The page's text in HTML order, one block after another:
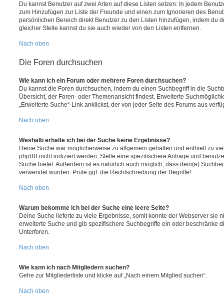
Du kannst Benutzer auf zwei Arten auf diese Listen setzen: In jedem
zum Hinzufügen zur Liste der Freunde und einen zum Ignorieren des
persönlichen Bereich direkt Benutzer zu den Listen hinzufügen, indem du
gleicher Stelle kannst du sie auch wieder von den Listen entfernen.
Nach oben
Die Foren durchsuchen
Wie kann ich ein Forum oder mehrere Foren durchsuchen?
Du kannst die Foren durchsuchen, indem du einen Suchbegriff in die
Übersicht, der Foren- oder Themenansicht findest. Erweiterte
„Erweiterte Suche“-Link anklickst, der von jeder Seite des Forums aus
Nach oben
Weshalb erhalte ich bei der Suche keine Ergebnisse?
Deine Suche war möglicherweise zu allgemein gehalten und enthielt zu
phpBB nicht indiziert werden. Stelle eine spezifischere Anfrage und
Suche bietet. Außerdem ist es natürlich auch möglich, dass dein(e)
verwendet wurden. Prüfe ggf. die Rechtschreibung der Begriffe!
Nach oben
Warum bekomme ich bei der Suche eine leere Seite?
Deine Suche lieferte zu viele Ergebnisse, somit konnte der Webserver sie
erweiterte Suche und gib spezifischere Suchbegriffe ein oder beschränke
Unterforen.
Nach oben
Wie kann ich nach Mitgliedern suchen?
Gehe zur Mitgliederliste und klicke auf „Nach einem Mitglied suchen“.
Nach oben